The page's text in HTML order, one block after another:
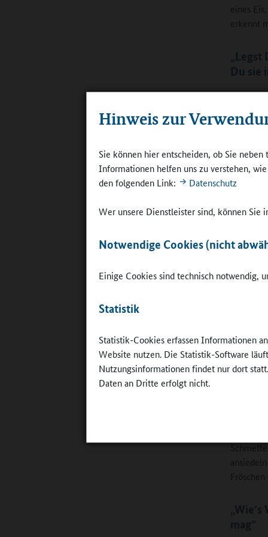
Hinweis zur
Sie können hier entscheiden, ob Sie
Informationen helfen uns zu verstehen,
den folgenden Link:
Datenschutz
Wer unsere Dienstleister sind, können Sie
Notwendige Cookies (nicht
Einige Cookies sind technisch notwendig,
Statistik
Statistik-Cookies erfassen Informationen
Website nutzen. Die Statistik-Software
Nutzungsinformationen findet nur dort
Daten an Dritte erfolgt nicht.
eines
erkennt
Du sie
diesem
Imker
diese
eine
©Britta
mag“